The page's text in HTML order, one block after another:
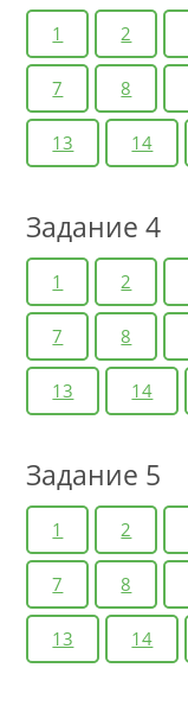
1 2
7 8
13 14
Задание 4
1 2
7 8
13 14
Задание 5
1 2
7 8
13 14